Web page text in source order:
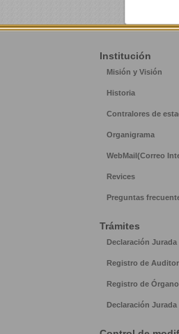
Institución
Misión y Visión
Historia
Contralores de
Organigrama
WebMail(Correo
Revices
Preguntas
Trámites
Declaración
Registro de
Registro de
Declaración